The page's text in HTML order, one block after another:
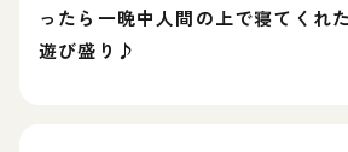
ったら一晩中人間の上で寝てくれ
遊び盛り♪